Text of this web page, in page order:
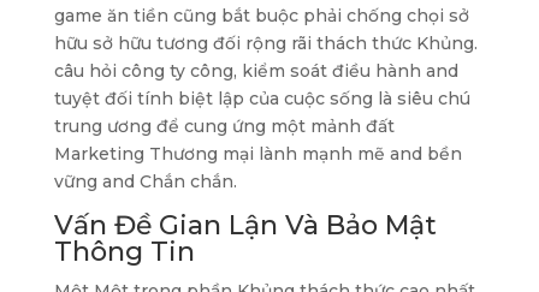
game ăn tiền cũng bắt buộc phải chống chọi sở
hữu sở hữu tương đối rộng rãi thách thức Khủng.
câu hỏi công ty công, kiểm soát điều hành and
tuyệt đối tính biệt lập của cuộc sống là siêu chú
trung ương để cung ứng một mảnh đất
Marketing Thương mại lành mạnh mẽ and bền
vững and Chắn chắn.
Vấn Đề Gian Lận Và Bảo Mật
Thông Tin